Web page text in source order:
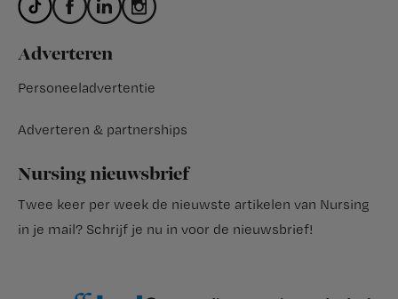
Adverteren
Personeeladvertentie
Adverteren & partnerships
Nursing nieuwsbrief
Twee keer per week de nieuwste artikelen van Nursing
in je mail? Schrijf je nu in voor de nieuwsbrief!